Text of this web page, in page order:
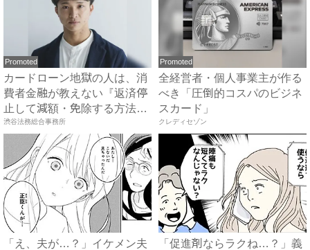
Promoted
カードローン地獄の人は、消
費者金融が教えない『返済停
止して減額・免除する方法』
で...
渋谷法務総合事務所
Promoted
全経営者・個人事業主が作る
べき「圧倒的コスパのビジネ
スカード」
クレディセゾン
「え、夫が…？」イケメン夫
「促進剤ならラクね…？」義